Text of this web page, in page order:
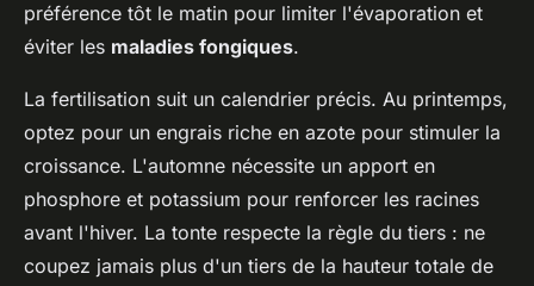
préférence tôt le matin pour limiter l'évaporation et
éviter les maladies fongiques.
La fertilisation suit un calendrier précis. Au printemps,
optez pour un engrais riche en azote pour stimuler la
croissance. L'automne nécessite un apport en
phosphore et potassium pour renforcer les racines
avant l'hiver. La tonte respecte la règle du tiers : ne
coupez jamais plus d'un tiers de la hauteur totale de